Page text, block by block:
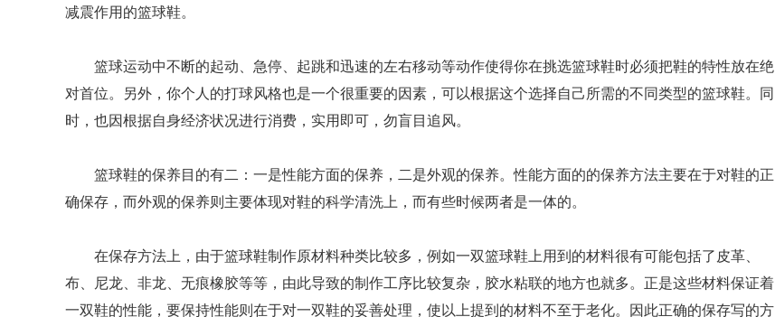
减震作用的篮球鞋。
篮球运动中不断的起动、急停、起跳和迅速的左右移动等动作使得你在挑选篮球鞋时必须把鞋的特性放在绝
对首位。另外，你个人的打球风格也是一个很重要的因素，可以根据这个选择自己所需的不同类型的篮球鞋。同
时，也因根据自身经济状况进行消费，实用即可，勿盲目追风。
篮球鞋的保养目的有二：一是性能方面的保养，二是外观的保养。性能方面的的保养方法主要在于对鞋的正
确保存，而外观的保养则主要体现对鞋的科学清洗上，而有些时候两者是一体的。
在保存方法上，由于篮球鞋制作原材料种类比较多，例如一双篮球鞋上用到的材料很有可能包括了皮革、
布、尼龙、非龙、无痕橡胶等等，由此导致的制作工序比较复杂，胶水粘联的地方也就多。正是这些材料保证着
一双鞋的性能，要保持性能则在于对一双鞋的妥善处理，使以上提到的材料不至于老化。因此正确的保存写的方